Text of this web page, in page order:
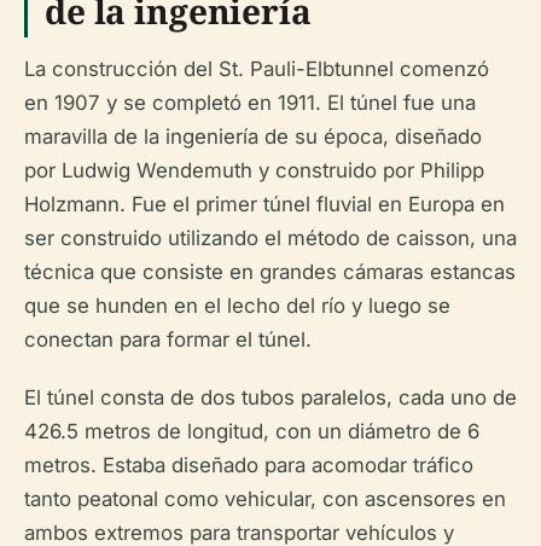
de la ingeniería
La construcción del St. Pauli-Elbtunnel comenzó
en 1907 y se completó en 1911. El túnel fue una
maravilla de la ingeniería de su época, diseñado
por Ludwig Wendemuth y construido por Philipp
Holzmann. Fue el primer túnel fluvial en Europa en
ser construido utilizando el método de caisson, una
técnica que consiste en grandes cámaras estancas
que se hunden en el lecho del río y luego se
conectan para formar el túnel.
El túnel consta de dos tubos paralelos, cada uno de
426.5 metros de longitud, con un diámetro de 6
metros. Estaba diseñado para acomodar tráfico
tanto peatonal como vehicular, con ascensores en
ambos extremos para transportar vehículos y